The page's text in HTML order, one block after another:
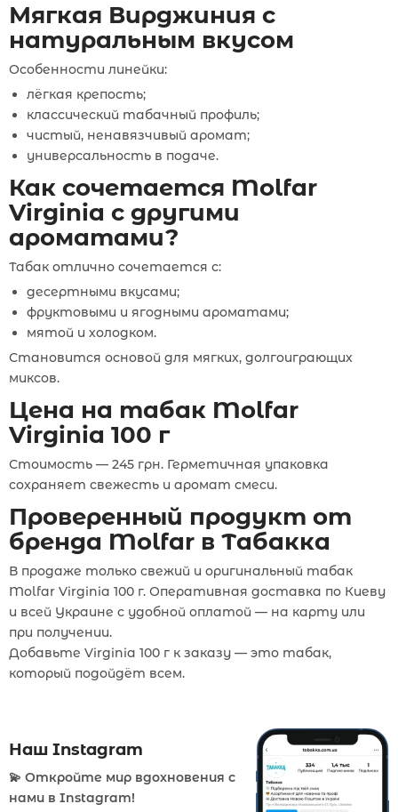
Мягкая Вирджиния с
натуральным вкусом
Особенности линейки:
лёгкая крепость;
классический табачный профиль;
чистый, ненавязчивый аромат;
универсальность в подаче.
Как сочетается Molfar
Virginia с другими
ароматами?
Табак отлично сочетается с:
десертными вкусами;
фруктовыми и ягодными ароматами;
мятой и холодком.
Становится основой для мягких, долгоиграющих
миксов.
Цена на табак Molfar
Virginia 100 г
Стоимость — 245 грн. Герметичная упаковка
сохраняет свежесть и аромат смеси.
Проверенный продукт от
бренда Molfar в Табакка
В продаже только свежий и оригинальный табак
Molfar Virginia 100 г. Оперативная доставка по Киеву
и всей Украине с удобной оплатой — на карту или
при получении.
Добавьте Virginia 100 г к заказу — это табак,
который подойдёт всем.
Наш Instagram
💫 Откройте мир вдохновения с
нами в Instagram!